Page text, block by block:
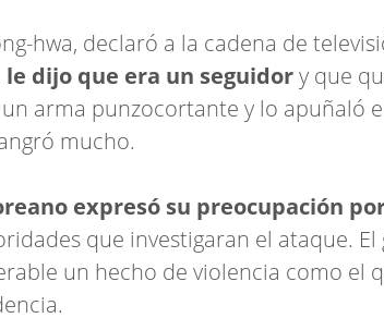
hwa, declaró a la cadena de
le dijo que era un seguidory que
arma punzocortante y lo apuñaló
mucho.
expresó su preocupación
que investigaran el ataque.
un hecho de violencia como el